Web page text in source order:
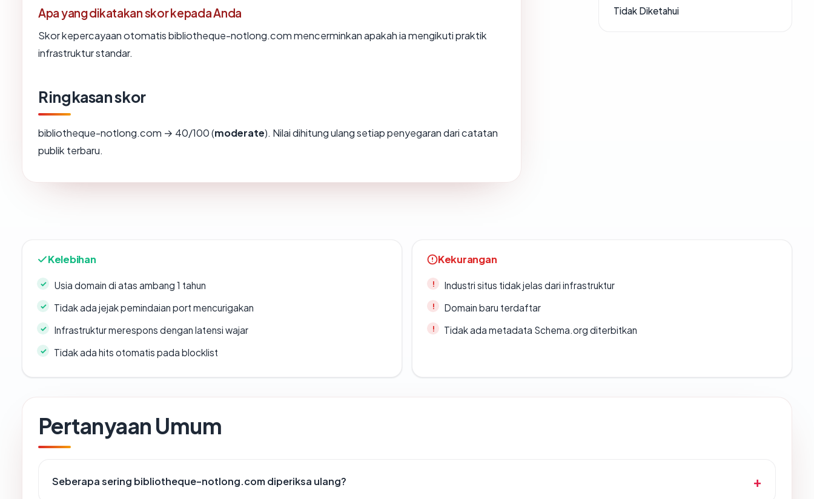
Apa yang dikatakan skor kepada Anda
Skor kepercayaan otomatis bibliotheque-notlong.com mencerminkan apakah ia mengikuti praktik
infrastruktur standar.
Ringkasan skor
bibliotheque-notlong.com → 40/100 (moderate). Nilai dihitung ulang setiap penyegaran dari catatan
publik terbaru.
Tidak Diketahui
Kelebihan
Usia domain di atas ambang 1 tahun
Tidak ada jejak pemindaian port mencurigakan
Infrastruktur merespons dengan latensi wajar
Tidak ada hits otomatis pada blocklist
Kekurangan
Industri situs tidak jelas dari infrastruktur
Domain baru terdaftar
Tidak ada metadata Schema.org diterbitkan
Pertanyaan Umum
Seberapa sering bibliotheque-notlong.com diperiksa ulang?